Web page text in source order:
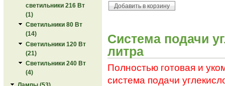
светильники 216 Вт
(1)
Светильники 80 Вт
(14)
Светильники 120 Вт
(21)
Светильники 240 Вт
(4)
Система подачи
литра
Полностью готовая и
система подачи